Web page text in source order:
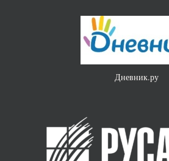
Дневник.ру